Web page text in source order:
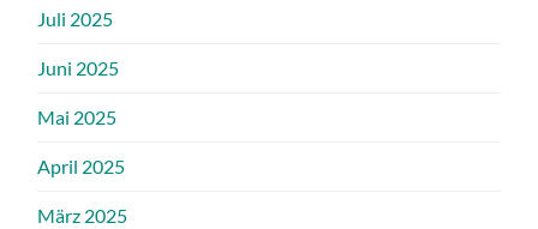
Juli 2025
Juni 2025
Mai 2025
April 2025
März 2025